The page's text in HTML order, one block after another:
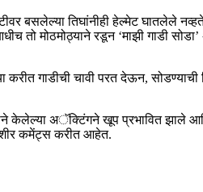
बसलेल्या तिघांनीही हेल्मेट घातलेले
तो मोठमोठ्याने रडून ‘माझी गाडी
करीत गाडीची चावी परत देऊन,
अॅक्टिंगने खूप प्रभावित झाले
कमेंट्स करीत आहेत.